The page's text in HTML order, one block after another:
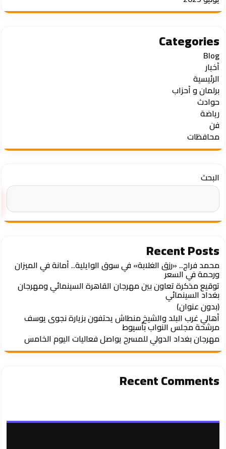
Categories
Blog
أخبار
الرئيسية
برلمان و أحزاب
حوادث
رياضة
فن
محافظات
البحث
Recent Posts
محمد فراج.. «رزق الغلابة» في سوق الوايلية.. أمانة في الميزان
ورحمة في السعر
توقيع مذكرة تعاون بين مهرجان القاهرة السينمائي ومهرجان
بغداد السينمائي
(بدون عنوان)
أهالي غرب البلد والشيخ منطاش يحتفون بزيارة نجوى يوسف
مرشحة مجلس النواب بأسيوط
مهرجان بغداد الدولي للمسرح يواصل فعاليات اليوم الخامس
Recent Comments